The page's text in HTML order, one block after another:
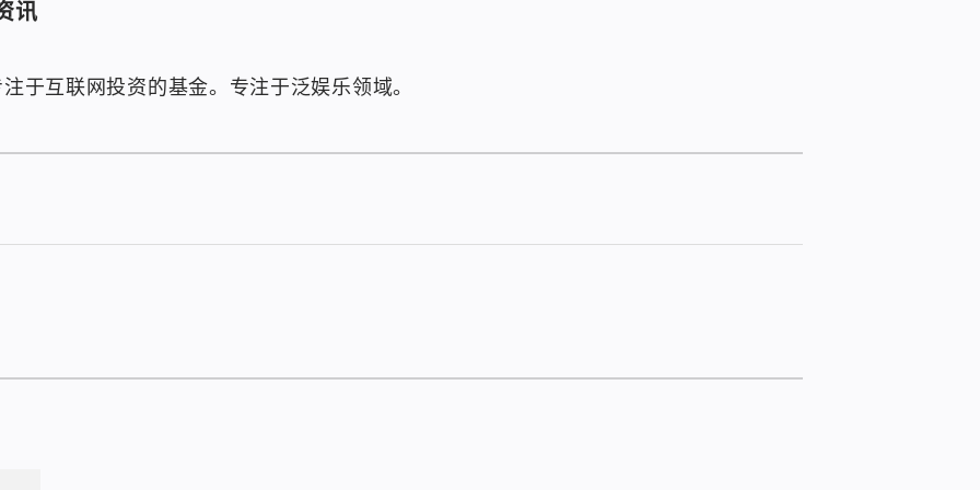
讯
于互联网投资的基金。专注于泛娱乐领域。